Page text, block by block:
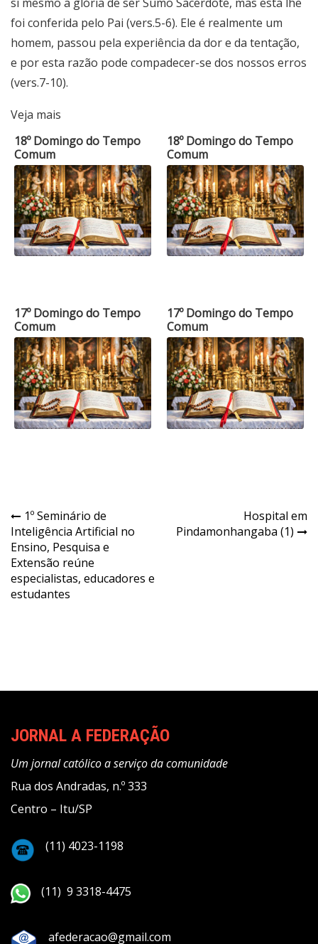
foi conferida pelo Pai (vers.5-6). Ele é realmente um
homem, passou pela experiência da dor e da tentação,
e por esta razão pode compadecer-se dos nossos erros
(vers.7-10).
Veja mais
18º Domingo do Tempo
Comum
18º Domingo do Tempo
Comum
17º Domingo do Tempo
Comum
17º Domingo do Tempo
Comum
Navegação
de
Post
1º Seminário de
Inteligência Artificial no
Ensino, Pesquisa e
Extensão reúne
especialistas, educadores e
estudantes
Hospital em
Pindamonhangaba (1)
JORNAL A FEDERAÇÃO
Um jornal católico a serviço da comunidade
Rua dos Andradas, n.º 333
Centro – Itu/SP
(11) 4023-1198
(11) 9 3318-4475
afederacao@gmail.com